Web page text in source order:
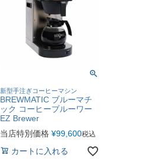
新型手注ぎコーヒーマシン
BREWMATIC ブルーマチ
ック コーヒーブルーワー
EZ Brewer
当店特別価格 ¥99,600税込
カートに入れる